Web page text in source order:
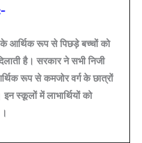
के आर्थिक रूप से पिछड़े बच्चों को
है। सरकार ने सभी निजी
रूप से कमजोर वर्ग के छात्रों
स्कूलों में लाभार्थियों को